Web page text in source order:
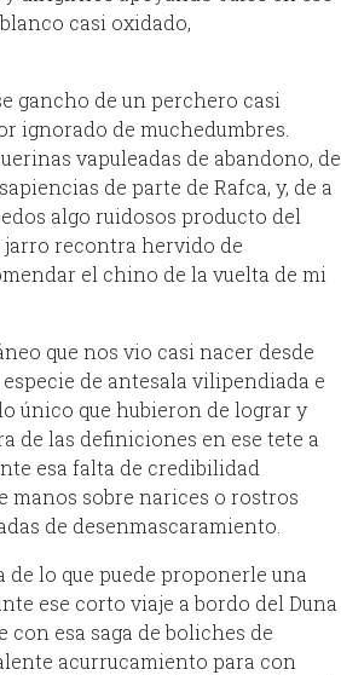
casi oxidado,
gancho de un perchero casi
ignorado de muchedumbres.
vapuleadas de abandono, de
de parte de Rafca, y, de a
algo ruidosos producto del
jarro recontra hervido de
el chino de la vuelta de mi
que nos vio casi nacer desde
de antesala vilipendiada e
único que hubieron de lograr y
de las definiciones en ese tete a
esa falta de credibilidad
manos sobre narices o rostros
de desenmascaramiento.
de lo que puede proponerle una
ese corto viaje a bordo del Duna
esa saga de boliches de
acurrucamiento para con